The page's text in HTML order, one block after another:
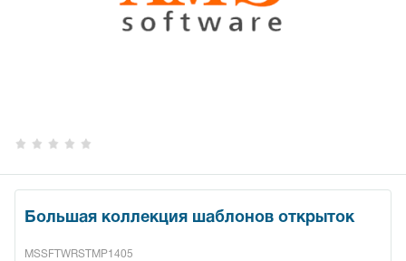
Большая коллекция шаблонов открыток
MSSFTWRSTMP1405